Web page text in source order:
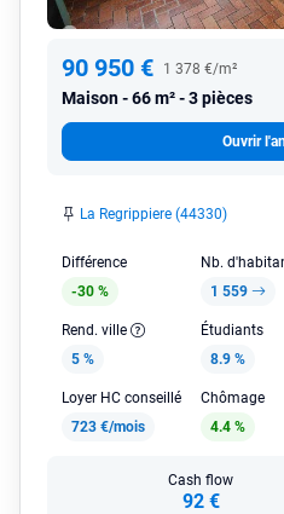
90 950 € 1 378 €/m²
Maison 66 m² - 3 pièces
Ouvrir
La Regrippiere (44330)
Différence
-30 %
Nb.
1 559
Rend. ville
5 %
Étudiants
8.9 %
Loyer HC conseillé
723 €/mois
Chômage
4.4 %
Cash flow
92 €